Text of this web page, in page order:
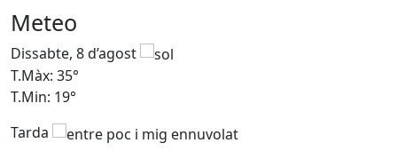
Meteo
Dissabte, 8 d’agost
T.Màx: 35°
T.Min: 19°
Tarda